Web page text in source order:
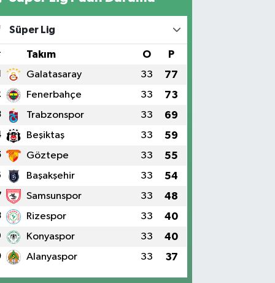
Süper Lig
Takım O P
Galatasaray 33 77
Fenerbahçe 33 73
Trabzonspor 33 69
Beşiktaş 33 59
Göztepe 33 55
Başakşehir 33 54
Samsunspor 33 48
Rizespor 33 40
Konyaspor 33 40
Alanyaspor 33 37